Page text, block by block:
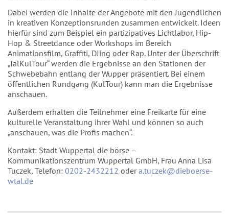
Dabei werden die Inhalte der Angebote mit den Jugendlichen
in kreativen Konzeptionsrunden zusammen entwickelt. Ideen
hierfür sind zum Beispiel ein partizipatives Lichtlabor, Hip-
Hop & Streetdance oder Workshops im Bereich
Animationsfilm, Graffiti, DJing oder Rap. Unter der Überschrift
„TalKulTour“ werden die Ergebnisse an den Stationen der
Schwebebahn entlang der Wupper präsentiert. Bei einem
öffentlichen Rundgang (KulTour) kann man die Ergebnisse
anschauen.
Außerdem erhalten die Teilnehmer eine Freikarte für eine
kulturelle Veranstaltung ihrer Wahl und können so auch
„anschauen, was die Profis machen“.
Kontakt: Stadt Wuppertal die börse –
Kommunikationszentrum Wuppertal GmbH, Frau Anna Lisa
Tuczek, Telefon: 0202-2432212 odera.tuczek@dieboerse-
wtal.de